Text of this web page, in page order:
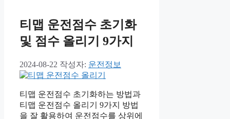
티맵 운전점수 초기화
및 점수 올리기 9가지
2024-08-22 작성자: 운전정보
티맵 운전점수 초기화하는 방법과
티맵 운전점수 올리기 9가지 방법
을 잘 활용하여 운전점수를 상위에